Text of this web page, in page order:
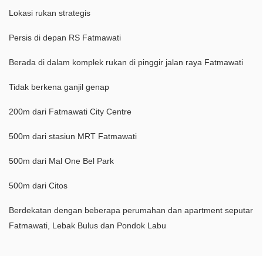
Lokasi rukan strategis
Persis di depan RS Fatmawati
Berada di dalam komplek rukan di pinggir jalan raya Fatmawati
Tidak berkena ganjil genap
200m dari Fatmawati City Centre
500m dari stasiun MRT Fatmawati
500m dari Mal One Bel Park
500m dari Citos
Berdekatan dengan beberapa perumahan dan apartment seputar
Fatmawati, Lebak Bulus dan Pondok Labu